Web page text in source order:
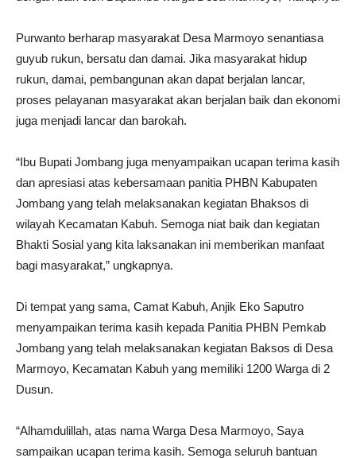
Purwanto berharap masyarakat Desa Marmoyo senantiasa
guyub rukun, bersatu dan damai. Jika masyarakat hidup
rukun, damai, pembangunan akan dapat berjalan lancar,
proses pelayanan masyarakat akan berjalan baik dan ekonomi
juga menjadi lancar dan barokah.
“Ibu Bupati Jombang juga menyampaikan ucapan terima kasih
dan apresiasi atas kebersamaan panitia PHBN Kabupaten
Jombang yang telah melaksanakan kegiatan Bhaksos di
wilayah Kecamatan Kabuh. Semoga niat baik dan kegiatan
Bhakti Sosial yang kita laksanakan ini memberikan manfaat
bagi masyarakat,” ungkapnya.
Di tempat yang sama, Camat Kabuh, Anjik Eko Saputro
menyampaikan terima kasih kepada Panitia PHBN Pemkab
Jombang yang telah melaksanakan kegiatan Baksos di Desa
Marmoyo, Kecamatan Kabuh yang memiliki 1200 Warga di 2
Dusun.
“Alhamdulillah, atas nama Warga Desa Marmoyo, Saya
sampaikan ucapan terima kasih. Semoga seluruh bantuan